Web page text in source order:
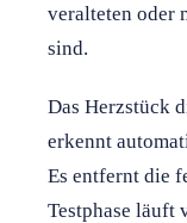
veralteten oder
sind.
Das Herzstück
erkennt
Es entfernt die
Testphase